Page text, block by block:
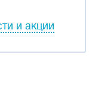
и акции